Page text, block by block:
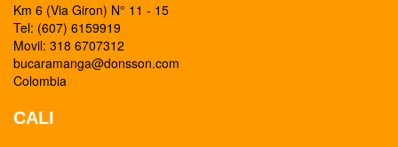
Km 6 (Via Giron) N° 11 - 15
Tel: (607) 6159919
Movil: 318 6707312
bucaramanga@donsson.com
Colombia
CALI